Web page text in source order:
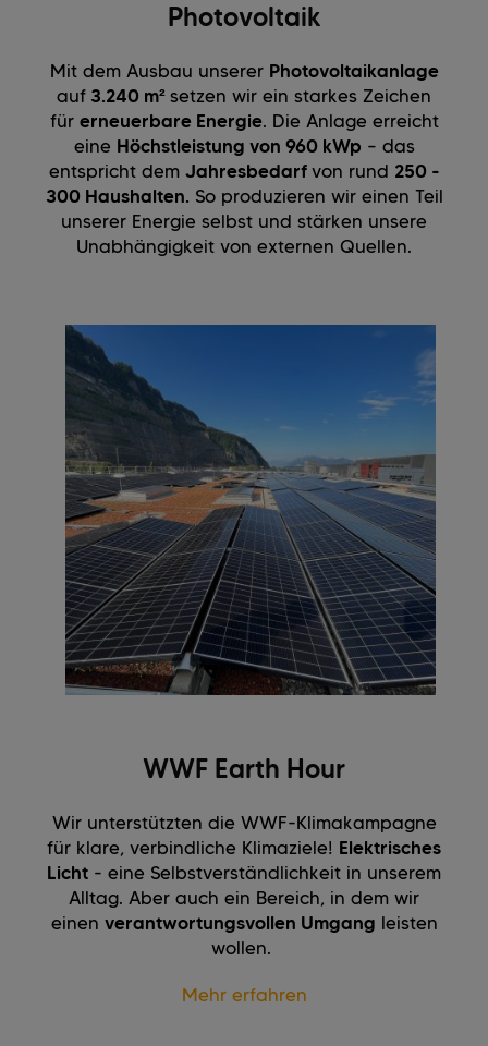
Photovoltaik
Mit dem Ausbau unserer Photovoltaikanlage
auf 3.240 m² setzen wir ein starkes Zeichen
für erneuerbare Energie. Die Anlage erreicht
eine Höchstleistung von 960 kWp – das
entspricht dem Jahresbedarf von rund 250 -
300 Haushalten. So produzieren wir einen Teil
unserer Energie selbst und stärken unsere
Unabhängigkeit von externen Quellen.
WWF Earth Hour
Wir unterstützten die WWF-Klimakampagne
für klare, verbindliche Klimaziele! Elektrisches
Licht - eine Selbstverständlichkeit in unserem
Alltag. Aber auch ein Bereich, in dem wir
einen verantwortungsvollen Umgang leisten
wollen.
Mehr erfahren